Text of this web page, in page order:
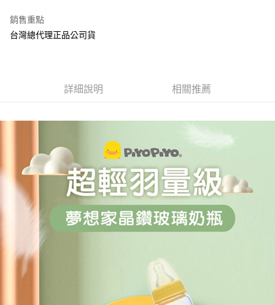
２．訂單成立數日內，您將收到繳費通知簡訊。
３．收到繳費通知簡訊後14天內，點擊此簡訊中的連結，可透過四大超商／
※ 交易是否成功請以「AFTEE先享後付 」之結帳頁面顯示為準，若有關於
１．透過由恩沛科技股份有限公司提供之「AFTEE先享後付」服務完成之交
易，需依本服務之必要範圍內提供個人資料，並將交易相關給付款項請求債
權轉讓予恩沛科技股份有限公司。
２．關於個人資料處理事宜，請瀏覽以下網址：
https://aftee.tw/terms/#terms3
３．未成年的使用者請事先徵得法定代理人或監護人之同意方可使用
「AFTEE先享後付」，若未經同意申辦者引起之損失，本公司不負相關責
４．使用「AFTEE先享後付」時，將依據個別帳號之用戶狀況，依本公司即
時審查核予不同之上限額度；若仍有額度不足之情形，本公司將視審查結果
請求用戶進行身份認證。
５．嚴禁一人註冊多個帳號或使用他人資訊註冊。若發現惡意使用之情形，
恩沛科技股份有限公司將有權停止該用戶之使用額度並採取法律行動。
每筆NT$70，滿NT$600(含以上)免運費
付款後門市自取
銷售重點
台灣總代理正品公司貨
詳細說明 相關推薦